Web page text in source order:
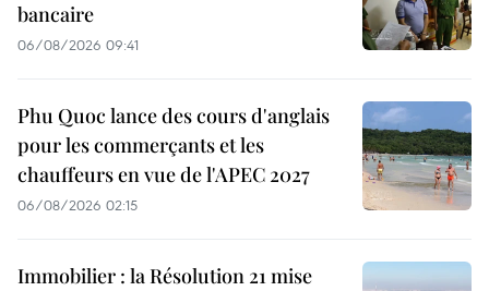
bancaire
06/08/2026 09:41
Phu Quoc lance des cours d'anglais
pour les commerçants et les
chauffeurs en vue de l'APEC 2027
06/08/2026 02:15
Immobilier : la Résolution 21 mise